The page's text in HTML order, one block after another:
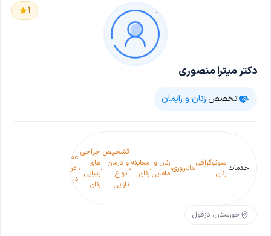
1
دکتر میترا منصوری
تخصص:زنان و زایمان
خدمات:سونوگرافی
زنان
،ناباروری،زنان و
مامایی،معاینه
زنان
،
تشخیص
و درمان
انواع
نازایی
،
جراحی
های
زیبایی
زنان
،
عفونت
ادراری
در زنان
خوزستان، دزفول